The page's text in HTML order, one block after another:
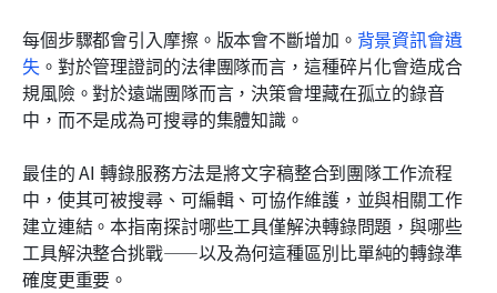
每個步驟都會引入摩擦。版本會不斷增加。 背景資訊會遺
失。對於管理證詞的法律團隊而言，這種碎片化會造成合
規風險。對於遠端團隊而言，決策會埋藏在孤立的錄音
中，而不是成為可搜尋的集體知識。
最佳的 AI 轉錄服務方法是將文字稿整合到團隊工作流程
中，使其可被搜尋、可編輯、可協作維護，並與相關工作
建立連結。本指南探討哪些工具僅解決轉錄問題，與哪些
工具解決整合挑戰——以及為何這種區別比單純的轉錄準
確度更重要。